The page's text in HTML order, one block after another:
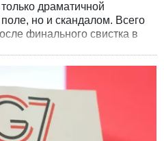
драматичной
но и скандалом. Всего
финального свистка в
покинуть территорию
тренировочную базу в